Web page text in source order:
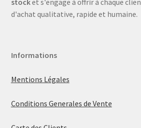
stocket s'engage à offrir à chaque
d'achat qualitative, rapide et humaine.
Informations
Mentions Légales
Conditions Generales de Vente